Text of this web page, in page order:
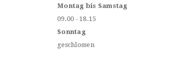
Montag bis Samstag
09.00 - 18.15
Sonntag
geschlossen